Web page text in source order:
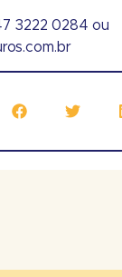
3222 0284 ou